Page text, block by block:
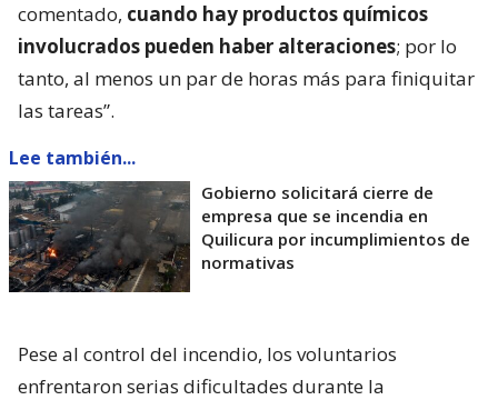
comentado, cuando hay productos químicos
involucrados pueden haber alteraciones; por lo
tanto, al menos un par de horas más para finiquitar
las tareas”.
Lee también...
Gobierno solicitará cierre de
empresa que se incendia en
Quilicura por incumplimientos de
normativas
Pese al control del incendio, los voluntarios
enfrentaron serias dificultades durante la